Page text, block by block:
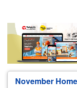
Wholesale
Exporter/
November